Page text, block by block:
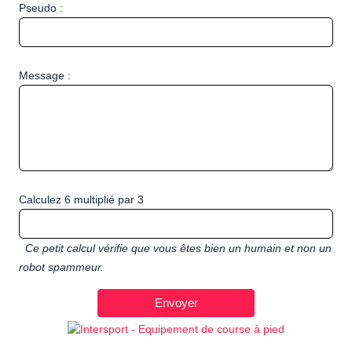
Pseudo :
Message :
Calculez 6 multiplié par 3
Ce petit calcul vérifie que vous êtes bien un humain et non un
robot spammeur.